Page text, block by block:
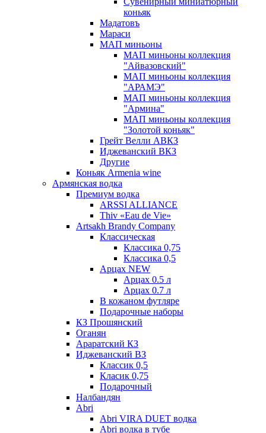
коньяк
Мадатовъ
Мараси
МАП миньоны
МАП миньоны коллекция
"Айвазовский"
МАП миньоны коллекция
"АРАМЭ"
МАП миньоны коллекция
"Армина"
МАП миньоны коллекция
"Золотой коньяк"
Грейт Велли АВКЗ
Иджеванский ВКЗ
Другие
Коньяк Armenia wine
Армянская водка
Премиум водка
ARSSI ALLIANCE
Thiv «Eau de Vie»
Artsakh Brandy Company
Классическая
Классика 0,75
Классика 0,5
Арцах NEW
Арцах 0.5 л
Арцах 0.7 л
В кожаном футляре
Подарочные наборы
КЗ Прошянский
Оганян
Араратский КЗ
Иджеванский ВЗ
Классик 0,5
Класик 0,75
Подарочный
Налбандян
Abri
Abri VIRA DUET водка
Abri водка в тубе